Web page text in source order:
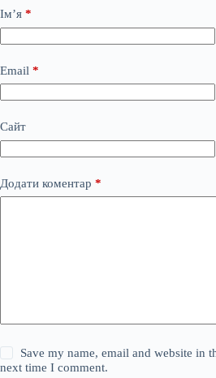
Ім’я *
Email *
Сайт
Додати коментар *
Save my name, email and website in
next time I comment.